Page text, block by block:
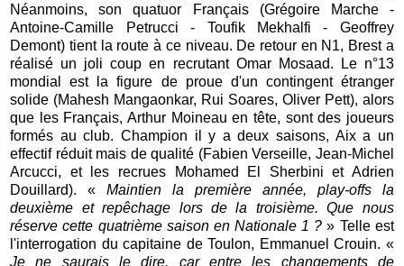
Néanmoins, son quatuor Français (Grégoire Marche -
Antoine-Camille Petrucci - Toufik Mekhalfi - Geoffrey
Demont) tient la route à ce niveau. De retour en N1, Brest a
réalisé un joli coup en recrutant Omar Mosaad. Le n°13
mondial est la figure de proue d'un contingent étranger
solide (Mahesh Mangaonkar, Rui Soares, Oliver Pett), alors
que les Français, Arthur Moineau en tête, sont des joueurs
formés au club. Champion il y a deux saisons, Aix a un
effectif réduit mais de qualité (Fabien Verseille, Jean-Michel
Arcucci, et les recrues Mohamed El Sherbini et Adrien
Douillard). «Maintien la première année, play-offs la
deuxième et repêchage lors de la troisième. Que nous
réserve cette quatrième saison en Nationale 1 ? » Telle est
l'interrogation du capitaine de Toulon, Emmanuel Crouin. «
Je ne saurais le dire, car entre les changements de